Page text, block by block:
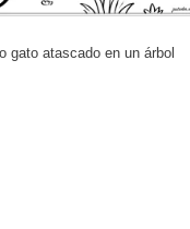
gato atascado en un árbol